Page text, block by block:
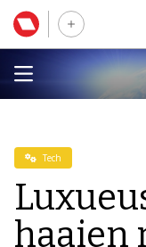
Tech
haaien